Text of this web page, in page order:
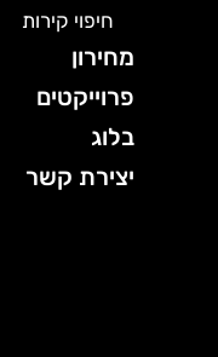
חיפוי קירות
מחירון
פרוייקטים
בלוג
יצירת קשר